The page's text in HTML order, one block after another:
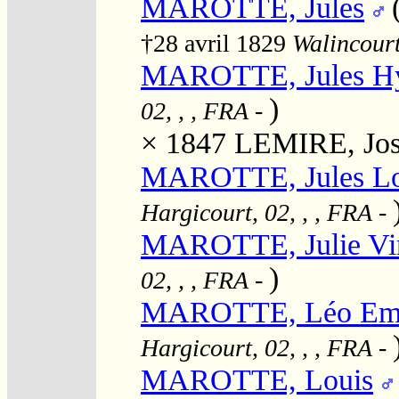
MAROTTE, Jules
†28 avril 1829
MAROTTE, Jules
02, , , FRA - )
× 1847 LEMIRE,
MAROTTE, Jules
Hargicourt, 02, , , FRA -
MAROTTE, Julie
02, , , FRA - )
MAROTTE, Léo
Hargicourt, 02, , , FRA -
MAROTTE, Louis